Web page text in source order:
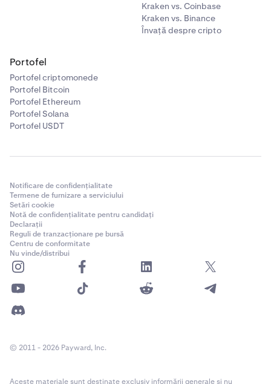
Kraken vs. Coinbase
Kraken vs. Binance
Învață despre cripto
Portofel
Portofel criptomonede
Portofel Bitcoin
Portofel Ethereum
Portofel Solana
Portofel USDT
Notificare de confidențialitate
Termene de furnizare a serviciului
Setări cookie
Notă de confidențialitate pentru candidați
Declarații
Reguli de tranzacționare pe bursă
Centru de conformitate
Nu vinde/distribui
© 2011 - 2026 Payward, Inc.
Aceste materiale sunt destinate exclusiv informării generale și nu